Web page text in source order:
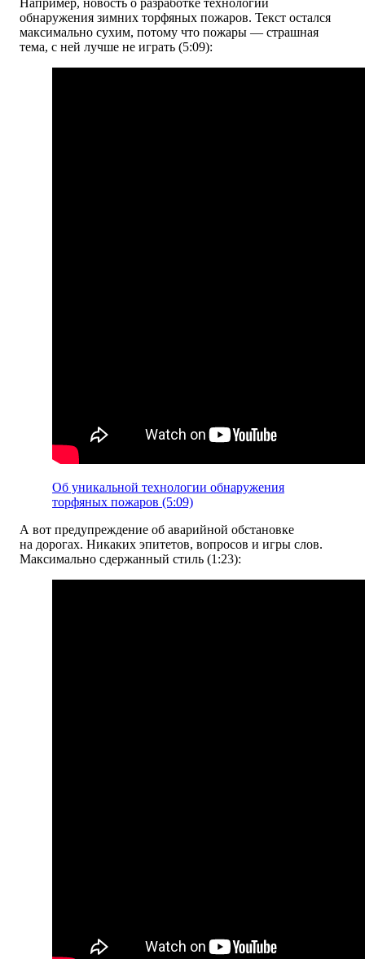
обнаружения зимних торфяных пожаров. Текст остался
максимально сухим, потому что пожары — страшная
тема, с ней лучше не играть (5:09):
Об уникальной технологии обнаружения
торфяных пожаров (5:09)
А вот предупреждение об аварийной обстановке
на дорогах. Никаких эпитетов, вопросов и игры слов.
Максимально сдержанный стиль (1:23):